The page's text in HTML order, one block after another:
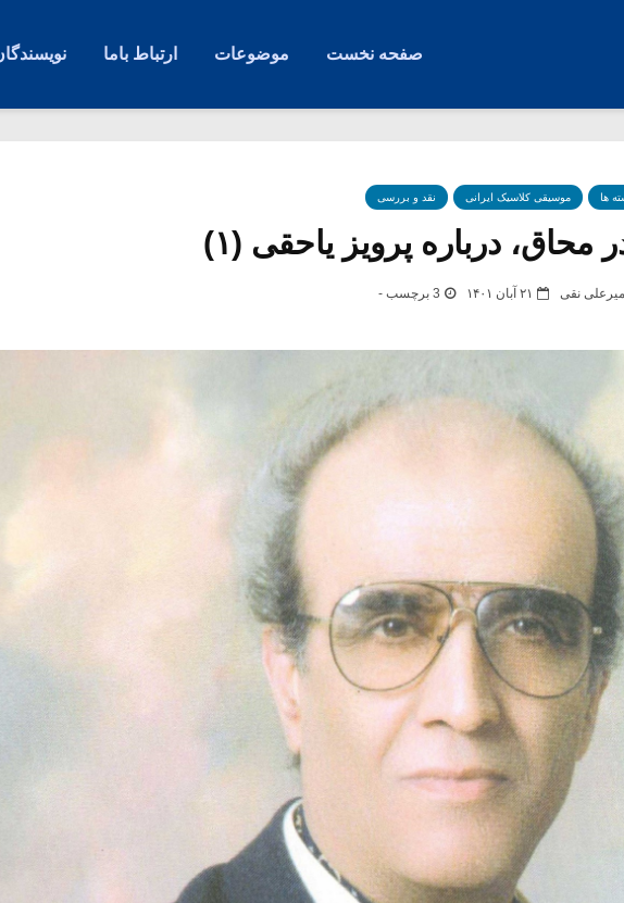
صفحه نخست موضوعات ارتباط باما
ها موسیقی کلاسیک ایرانی نقد و بررسی
محاق، درباره پرویز یاحقی (۱)
نقی ۲۱ آبان ۱۴۰۱ 3 برچسب -